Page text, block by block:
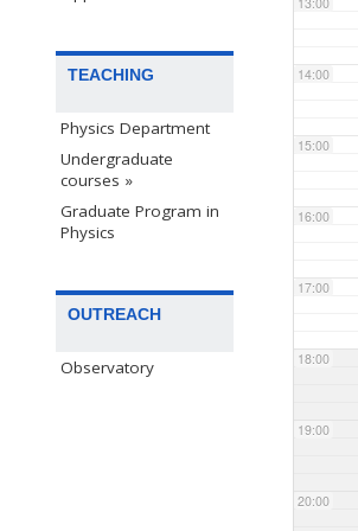
TEACHING
Physics Department
Undergraduate
courses »
Graduate Program in
Physics
OUTREACH
Observatory
14:00
15:00
16:00
17:00
18:00
19:00
20:00